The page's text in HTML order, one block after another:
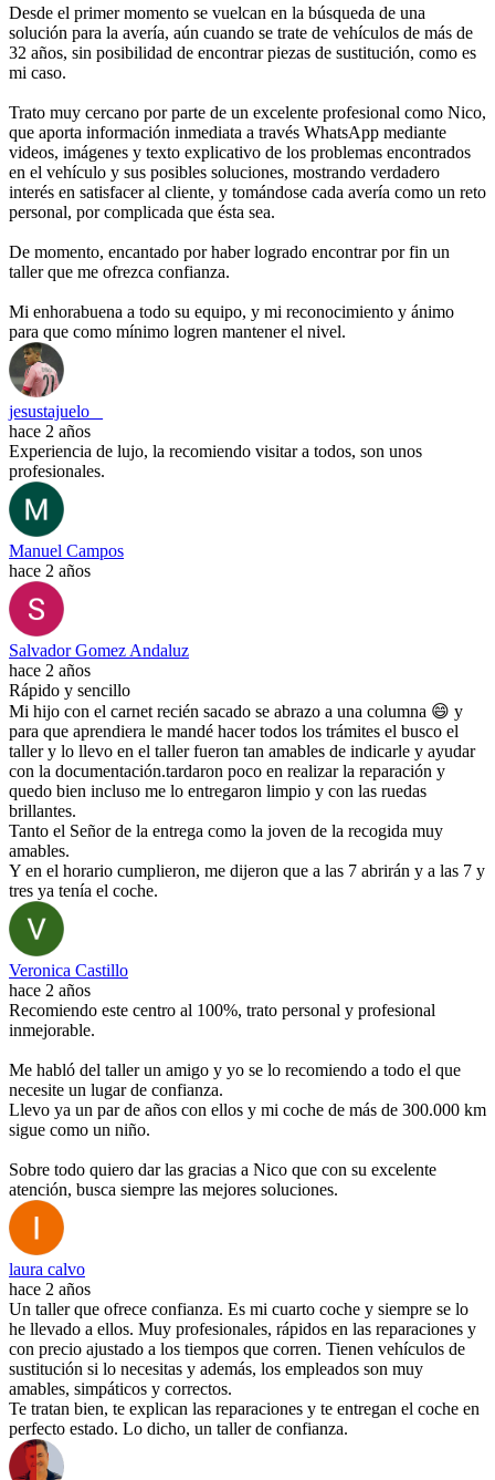
Desde el primer momento se vuelcan en la búsqueda de una
solución para la avería, aún cuando se trate de vehículos de más de
32 años, sin posibilidad de encontrar piezas de sustitución, como es
mi caso.
Trato muy cercano por parte de un excelente profesional como Nico,
que aporta información inmediata a través WhatsApp mediante
videos, imágenes y texto explicativo de los problemas encontrados
en el vehículo y sus posibles soluciones, mostrando verdadero
interés en satisfacer al cliente, y tomándose cada avería como un reto
personal, por complicada que ésta sea.
De momento, encantado por haber logrado encontrar por fin un
taller que me ofrezca confianza.
Mi enhorabuena a todo su equipo, y mi reconocimiento y ánimo
para que como mínimo logren mantener el nivel.
jesustajuelo _
hace 2 años
Experiencia de lujo, la recomiendo visitar a todos, son unos
profesionales.
Manuel Campos
hace 2 años
Salvador Gomez Andaluz
hace 2 años
Rápido y sencillo
Mi hijo con el carnet recién sacado se abrazo a una columna 😄 y
para que aprendiera le mandé hacer todos los trámites el busco el
taller y lo llevo en el taller fueron tan amables de indicarle y ayudar
con la documentación.tardaron poco en realizar la reparación y
quedo bien incluso me lo entregaron limpio y con las ruedas
brillantes.
Tanto el Señor de la entrega como la joven de la recogida muy
amables.
Y en el horario cumplieron, me dijeron que a las 7 abrirán y a las 7 y
tres ya tenía el coche.
Veronica Castillo
hace 2 años
Recomiendo este centro al 100%, trato personal y profesional
inmejorable.
Me habló del taller un amigo y yo se lo recomiendo a todo el que
necesite un lugar de confianza.
Llevo ya un par de años con ellos y mi coche de más de 300.000 km
sigue como un niño.
Sobre todo quiero dar las gracias a Nico que con su excelente
atención, busca siempre las mejores soluciones.
laura calvo
hace 2 años
Un taller que ofrece confianza. Es mi cuarto coche y siempre se lo
he llevado a ellos. Muy profesionales, rápidos en las reparaciones y
con precio ajustado a los tiempos que corren. Tienen vehículos de
sustitución si lo necesitas y además, los empleados son muy
amables, simpáticos y correctos.
Te tratan bien, te explican las reparaciones y te entregan el coche en
perfecto estado. Lo dicho, un taller de confianza.